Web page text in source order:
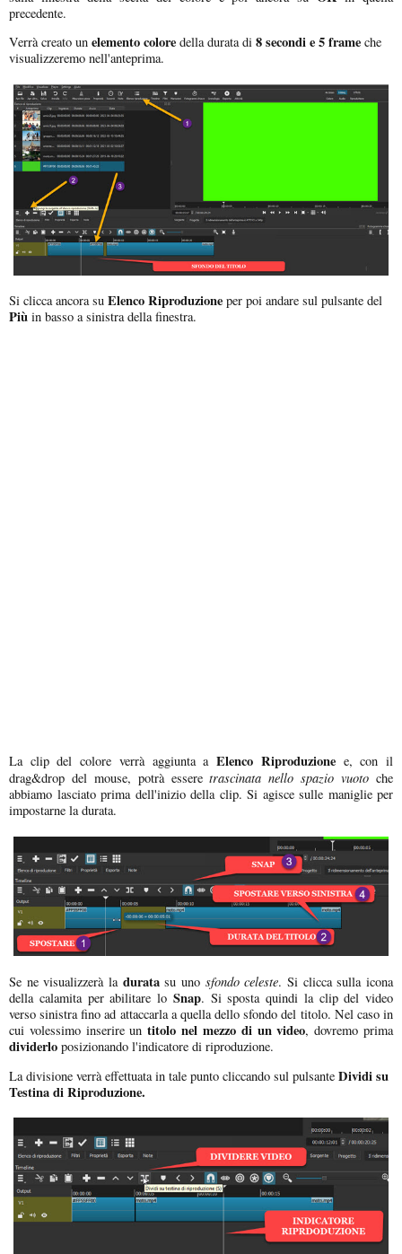
precedente.
Verrà creato un elemento colore della durata di 8 secondi e 5 frame che
visualizzeremo nell'anteprima.
Si clicca ancora su Elenco Riproduzione per poi andare sul pulsante del
Più in basso a sinistra della finestra.
La clip del colore verrà aggiunta aElenco Riproduzionee, con il
drag&drop del mouse, potrà esseretrascinata nello spazio vuoto che
abbiamo lasciato prima dell'inizio della clip. Si agisce sulle maniglie per
impostarne la durata.
Se ne visualizzerà la duratasu uno sfondo celeste. Si clicca sulla icona
della calamita per abilitare lo Snap. Si sposta quindi la clip del video
verso sinistra fino ad attaccarla a quella dello sfondo del titolo. Nel caso in
cui volessimo inserire untitolo nel mezzo di un video, dovremo prima
dividerlo posizionando l'indicatore di riproduzione.
La divisione verrà effettuata in tale punto cliccando sul pulsante Dividi su
Testina di Riproduzione.